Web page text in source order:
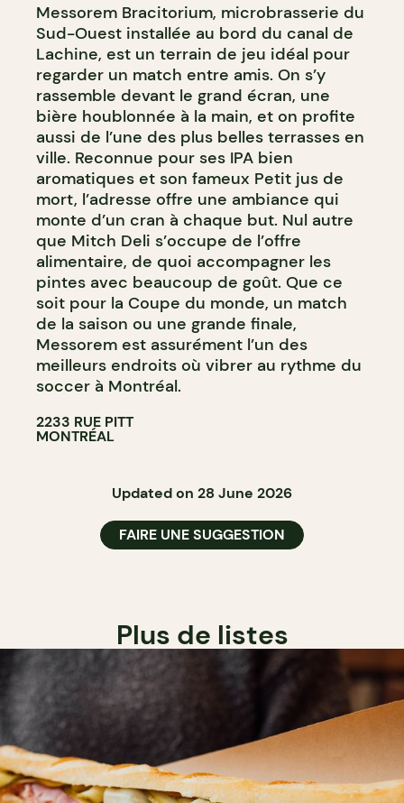
Messorem Bracitorium, microbrasserie du
Sud-Ouest installée au bord du canal de
Lachine, est un terrain de jeu idéal pour
regarder un match entre amis. On s’y
rassemble devant le grand écran, une
bière houblonnée à la main, et on profite
aussi de l’une des plus belles terrasses en
ville. Reconnue pour ses IPA bien
aromatiques et son fameux Petit jus de
mort, l’adresse offre une ambiance qui
monte d’un cran à chaque but. Nul autre
que Mitch Deli s’occupe de l’offre
alimentaire, de quoi accompagner les
pintes avec beaucoup de goût. Que ce
soit pour la Coupe du monde, un match
de la saison ou une grande finale,
Messorem est assurément l’un des
meilleurs endroits où vibrer au rythme du
soccer à Montréal.
2233 RUE PITT
MONTRÉAL
Updated on 28 June 2026
FAIRE UNE SUGGESTION
Plus de listes